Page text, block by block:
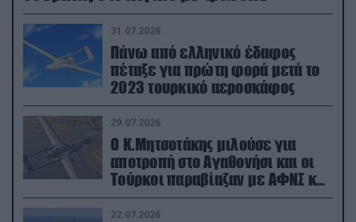
31.07.2026
Πάνω από ελληνικό έδαφος
πέταξε για πρώτη φορά μετά το
2023 τουρκικό αεροσκάφος
29.07.2026
Ο Κ.Μητσοτάκης μιλούσε για
αποτροπή στο Αγαθονήσι και οι
Τούρκοι παραβίαζαν με ΑΦΝΣ και
drone
22.07.2026